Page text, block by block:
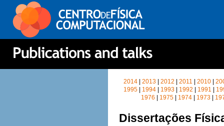
2014 |2013 |2012 |2011 |2010 |
1995| 1994| 1993| 1992 1991
1976
1975 1974 1973
Dissertações